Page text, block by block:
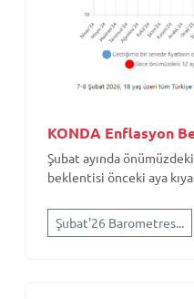
KONDA Enflasyon
Şubat ayında
beklentisi önceki aya
Şubat'26 Barometres...